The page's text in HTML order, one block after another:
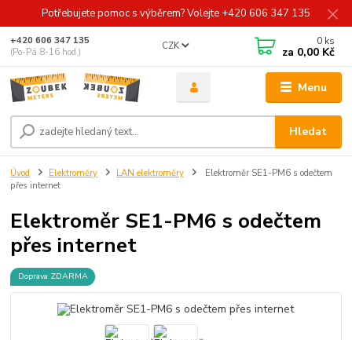
Potřebujete pomoc s výběrem? Volejte +420 606 347 135
Menu
CZK
Hledat
+420 606 347 135
(Po-Pá 8-16 hod.)
0 ks
za 0,00 Kč
Úvod Elektroměry LAN elektroměry
Elektroměr SE1-PM6 s odečtem
přes internet
Elektroměr SE1-PM6 s odečtem
přes internet
Doprava ZDARMA